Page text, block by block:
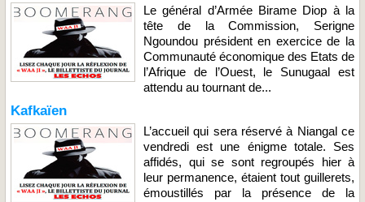
Le général d’Armée Birame Diop à la
tête de la Commission, Serigne
Ngoundou président en exercice de la
Communauté économique des Etats de
l’Afrique de l’Ouest, le Sunugaal est
attendu au tournant de...
Kafkaïen
L’accueil qui sera réservé à Niangal ce
vendredi est une énigme totale. Ses
affidés, qui se sont regroupés hier à
leur permanence, étaient tout guillerets,
émoustillés par la présence de la